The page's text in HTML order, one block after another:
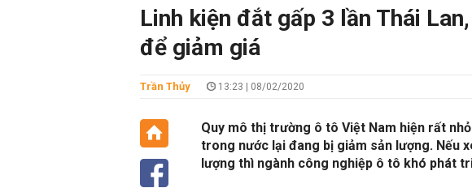
Linh kiện đắt gấp 3 lần Thái
để giảm giá
Trần Thủy 13:23 | 08/02/2020
Quy mô thị trường ô tô Việt Nam hiện rất
trong nước lại đang bị giảm sản lượng. Nếu
lượng thì ngành công nghiệp ô tô khó phát